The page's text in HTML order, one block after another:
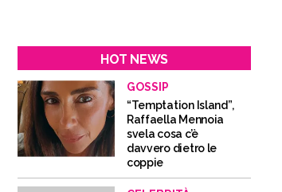
HOT NEWS
GOSSIP
“Temptation Island”,
Raffaella Mennoia
svela cosa c’è
davvero dietro le
coppie